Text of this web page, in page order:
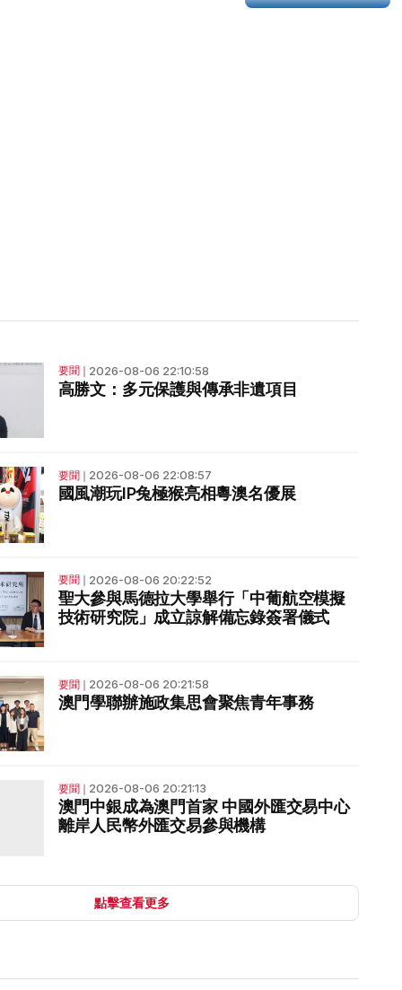
要聞 ❘ 2026-08-06 22:10:58
高勝文：多元保護與傳承非遺項目
要聞 ❘ 2026-08-06 22:08:57
國風潮玩IP兔極猴亮相粵澳名優展
要聞 ❘ 2026-08-06 20:22:52
聖大參與馬德拉大學舉行「中葡航空模擬
技術研究院」成立諒解備忘錄簽署儀式
要聞❘ 2026-08-06 20:21:58
澳門學聯辦施政集思會聚焦青年事務
要聞 ❘ 2026-08-06 20:21:13
澳門中銀成為澳門首家 中國外匯交易中心
離岸人民幣外匯交易參與機構
點擊查看更多